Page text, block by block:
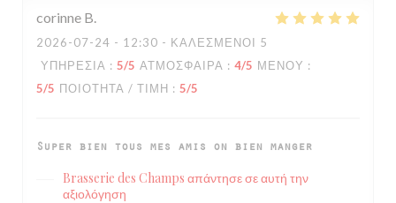
corinne B
2026-07-24 - 12:30 - ΚΑΛΕΣΜΈΝΟΙ 5
ΥΠΗΡΕΣΊΑ : 5/5 ΑΤΜΌΣΦΑΙΡΑ : 4/5 ΜΕΝΟΎ :
5/5 ΠΟΙΌΤΗΤΑ / ΤΙΜΉ : 5/5
Super bien tous mes amis on bien manger
Brasserie des Champs απάντησε σε αυτή την
αξιολόγηση